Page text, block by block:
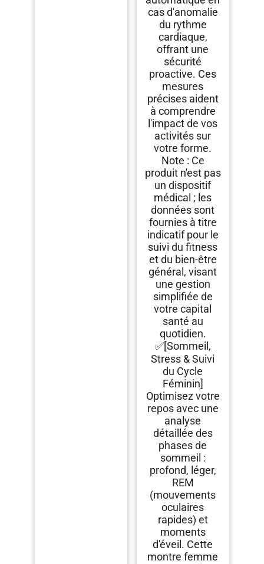
cas d'anomalie
du rythme
cardiaque,
offrant une
sécurité
proactive. Ces
mesures
précises aident
à comprendre
l'impact de vos
activités sur
votre forme.
Note : Ce
produit n'est pas
un dispositif
médical ; les
données sont
fournies à titre
indicatif pour le
suivi du fitness
et du bien-être
général, visant
une gestion
simplifiée de
votre capital
santé au
quotidien.
✅[Sommeil,
Stress & Suivi
du Cycle
Féminin]
Optimisez votre
repos avec une
analyse
détaillée des
phases de
sommeil :
profond, léger,
REM
(mouvements
oculaires
rapides) et
moments
d'éveil. Cette
montre femme